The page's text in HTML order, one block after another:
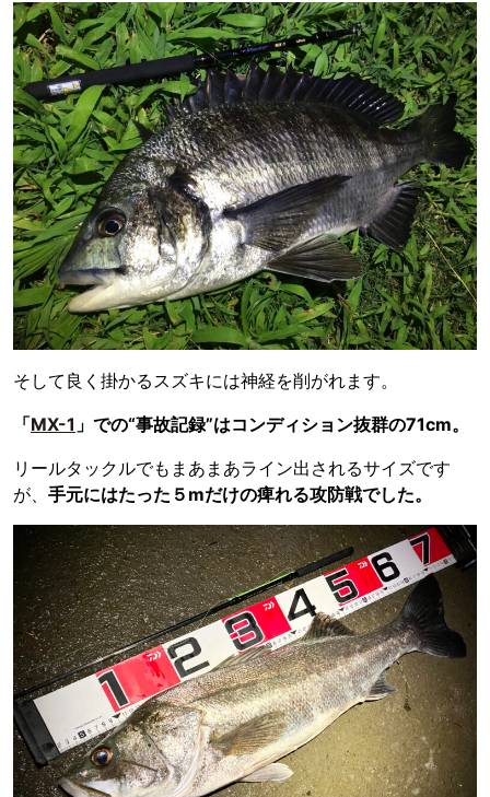
そして良く掛かるスズキには神経を削がれます。
「MX-1 」での“事故記録”はコンディション抜群の71cm。
リールタックルでもまあまあライン出されるサイズです
が、 手元にはたった５mだけの痺れる攻防戦でした。